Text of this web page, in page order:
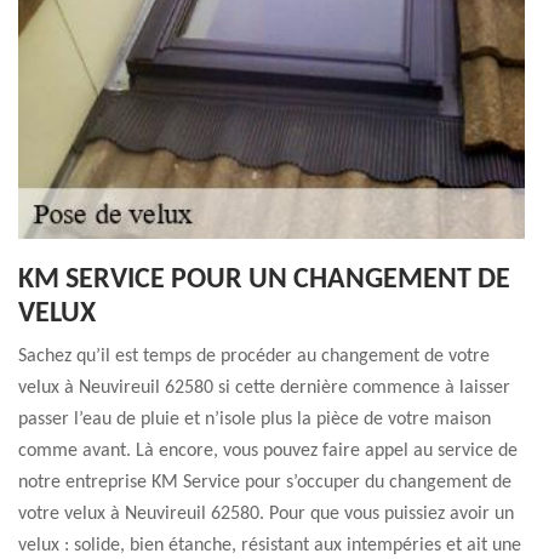
KM SERVICE POUR UN CHANGEMENT DE
VELUX
Sachez qu’il est temps de procéder au changement de votre
velux à Neuvireuil 62580 si cette dernière commence à laisser
passer l’eau de pluie et n’isole plus la pièce de votre maison
comme avant. Là encore, vous pouvez faire appel au service de
notre entreprise KM Service pour s’occuper du changement de
votre velux à Neuvireuil 62580. Pour que vous puissiez avoir un
velux : solide, bien étanche, résistant aux intempéries et ait une